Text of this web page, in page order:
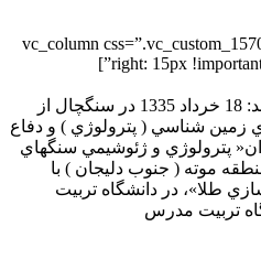
[vc_row][vc_column
right: 15px !important;padding-left: 15px !important;}”]
نعمت اله رشید نژاد عمران متولد: 18 خرداد 1335 در سنگچال از
زمين شناسي ( پترولوژي ) و دفاع
پترولوژي و ژئوشيمي سنگهاي
موته ( جنوب دليجان ) با
طلا»، در دانشگاه تربيت
تربيت مدرس